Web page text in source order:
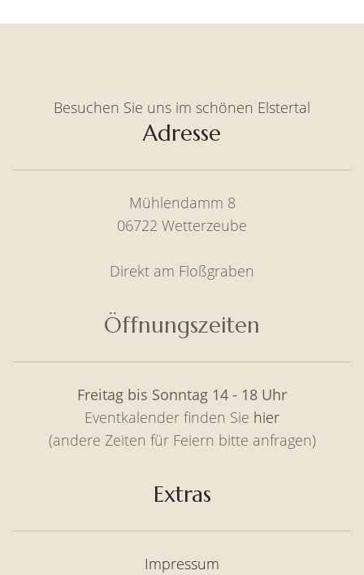
Besuchen Sie uns im schönen Elstertal
Adresse
Mühlendamm 8
06722 Wetterzeube
Direkt am Floßgraben
Öffnungszeiten
Freitag bis Sonntag 14 - 18 Uhr
Eventkalender finden Sie hier
(andere Zeiten für Feiern bitte anfragen)
Extras
Impressum